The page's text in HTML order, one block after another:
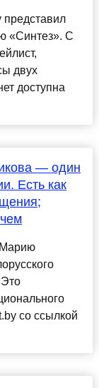
представил
«Синтез». С
двух
доступна
— один
Есть как
Марию
со ссылкой